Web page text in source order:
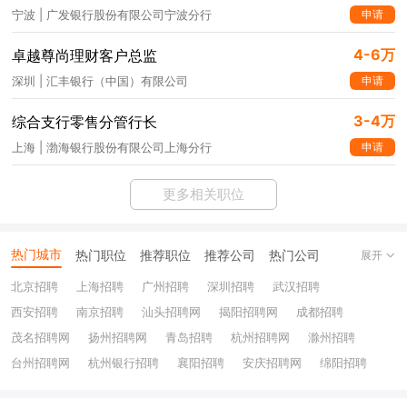
宁波 | 广发银行股份有限公司宁波分行 申请
卓越尊尚理财客户总监 4-6万
深圳 | 汇丰银行（中国）有限公司 申请
综合支行零售分管行长 3-4万
上海 | 渤海银行股份有限公司上海分行 申请
更多相关职位
热门城市 热门职位 推荐职位 推荐公司 热门公司
北京招聘 上海招聘 广州招聘 深圳招聘
武汉招聘
西安招聘
南京招聘 汕头招聘网 揭阳招聘网
成都招聘
茂名招聘网
扬州招聘网 青岛招聘 杭州招聘网
滁州招聘
台州招聘网
杭州银行招聘 襄阳招聘 安庆招聘网
绵阳招聘
展开